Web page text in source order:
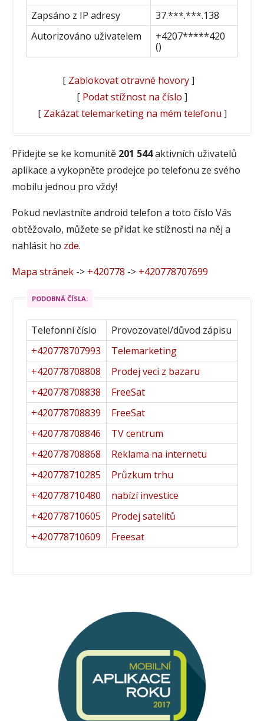
Zapsáno z IP adresy
37.***.***.138
Autorizováno uživatelem
+4207*****420
()
[ Zablokovat otravné hovory]
[ Podat stížnost na číslo ]
[ Zakázat telemarketing na mém telefonu ]
Přidejte se ke komunitě 201 544aktivních uživatelů
aplikace a vykopněte prodejce po telefonu ze svého
mobilu jednou pro vždy!
Pokud nevlastníte android telefon a toto číslo Vás
obtěžovalo, můžete se přidat ke stížnosti na něj a
nahlásit ho zde.
Mapa stránek -> +420778 -> +420778707699
PODOBNÁ ČÍSLA:
Telefonní číslo
Provozovatel/důvod zápisu
+420778707993
Telemarketing
+420778708808
Prodej veci z bazaru
+420778708838
FreeSat
+420778708839
FreeSat
+420778708846
TV centrum
+420778708868
Reklama na internetu
+420778710285
Průzkum trhu
+420778710480
nabízí investice
+420778710605
Prodej satelitů
+420778710609
Freesat